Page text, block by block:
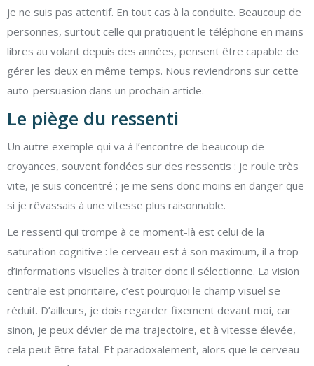
je ne suis pas attentif. En tout cas à la conduite. Beaucoup de
personnes, surtout celle qui pratiquent le téléphone en mains
libres au volant depuis des années, pensent être capable de
gérer les deux en même temps. Nous reviendrons sur cette
auto-persuasion dans un prochain article.
Le piège du ressenti
Un autre exemple qui va à l’encontre de beaucoup de
croyances, souvent fondées sur des ressentis : je roule très
vite, je suis concentré ; je me sens donc moins en danger que
si je rêvassais à une vitesse plus raisonnable.
Le ressenti qui trompe à ce moment-là est celui de la
saturation cognitive : le cerveau est à son maximum, il a trop
d’informations visuelles à traiter donc il sélectionne. La vision
centrale est prioritaire, c’est pourquoi le champ visuel se
réduit. D’ailleurs, je dois regarder fixement devant moi, car
sinon, je peux dévier de ma trajectoire, et à vitesse élevée,
cela peut être fatal. Et paradoxalement, alors que le cerveau